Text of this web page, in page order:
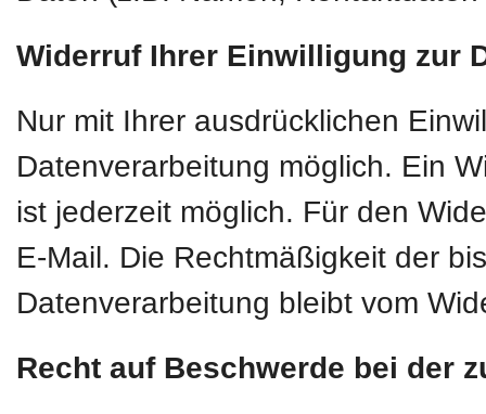
Widerruf Ihrer Einwilligung zur
Nur mit Ihrer ausdrücklichen
Datenverarbeitung möglich. Ein
ist jederzeit möglich. Für den
E-Mail. Die Rechtmäßigkeit der
Datenverarbeitung bleibt vom
Recht auf Beschwerde bei der